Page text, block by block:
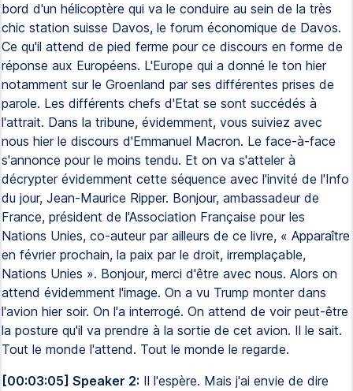
bord d'un hélicoptère qui va le conduire au sein de la très
chic station suisse Davos, le forum économique de Davos.
Ce qu'il attend de pied ferme pour ce discours en forme de
réponse aux Européens. L'Europe qui a donné le ton hier
notamment sur le Groenland par ses différentes prises de
parole. Les différents chefs d'Etat se sont succédés à
l'attrait. Dans la tribune, évidemment, vous suiviez avec
nous hier le discours d'Emmanuel Macron. Le face-à-face
s'annonce pour le moins tendu. Et on va s'atteler à
décrypter évidemment cette séquence avec l'invité de l'Info
du jour, Jean-Maurice Ripper. Bonjour, ambassadeur de
France, président de l'Association Française pour les
Nations Unies, co-auteur par ailleurs de ce livre, « Apparaître
en février prochain, la paix par le droit, irremplaçable,
Nations Unies ». Bonjour, merci d'être avec nous. Alors on
attend évidemment l'image. On a vu Trump monter dans
l'avion hier soir. On l'a interrogé. On attend de voir peut-être
la posture qu'il va prendre à la sortie de cet avion. Il le sait.
Tout le monde l'attend. Tout le monde le regarde.
[00:03:05] Speaker 2: Il l'espère. Mais j'ai envie de dire